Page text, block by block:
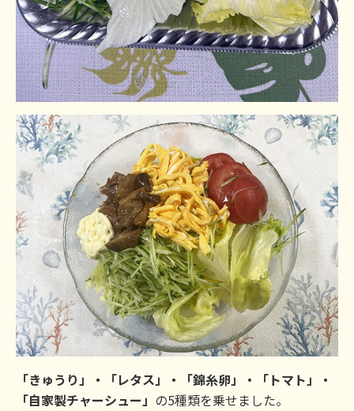
「きゅうり」・「レタス」・「錦糸卵」・「トマト」・
「自家製チャーシュー」 の5種類を乗せました。